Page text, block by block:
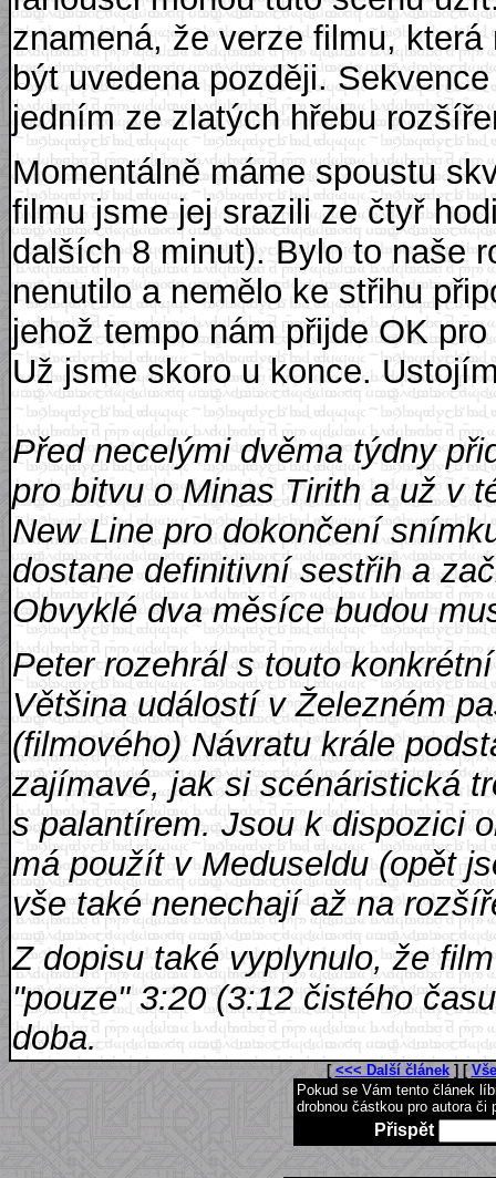
znamená, že verze filmu,
být uvedena později.
jedním ze zlatých hřebu
Momentálně máme spoustu
filmu jsme jej srazili ze čtyř
dalších 8 minut). Bylo to naše
nenutilo a nemělo ke střihu
jehož tempo nám přijde OK
Už jsme skoro u konce.
Před necelými dvěma týdny
pro bitvu o Minas Tirith a už v
New Line pro dokončení
dostane definitivní sestřih a
Obvyklé dva měsíce budou
Peter rozehrál s touto
Většina událostí v Železném
(filmového) Návratu krále
zajímavé, jak si scénáristická
s palantírem. Jsou k dispozici
má použít v Meduseldu (opět
vše také nenechají až na
Z dopisu také vyplynulo, že
"pouze" 3:20 (3:12 čistého
doba.
[ <<< Další článek] [
Pokud se Vám tento článek
drobnou částkou pro autora či
Přispět